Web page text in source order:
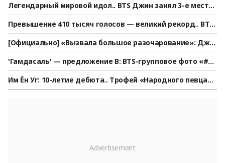
Легендарный мировой идол.. BTS Джин занял 3-е место
в мужском рейтинге StarRanking
Превышение 410 тысяч голосов — великий рекорд.. BTS
Чимин занимает безраздельное первое место в мужско
м рейтинге «Звёздный идол» по версии StarRanking
[Официально] «Вызвала большое разочарование»: Джи
су из BLACKPINK вышла с публичным извинением [StarN
ews]
'Гамдасаль' — предложение В: BTS-групповое фото «#Се
годняшнийBTS»
Им Ён Уг: 10-летие дебюта.. Трофей «Народного певца»,
побивший все рекорды и тронувший сердца